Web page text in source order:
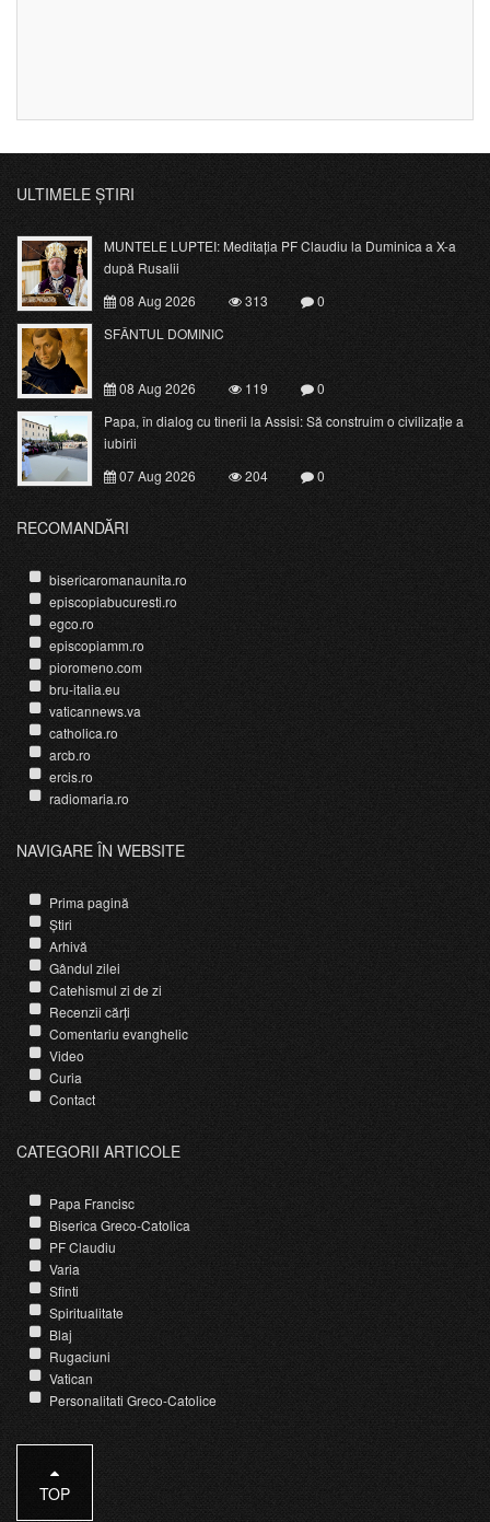
ULTIMELE ȘTIRI
MUNTELE LUPTEI: Meditația PF Claudiu la Duminica a X-a
după Rusalii
08 Aug 2026
313
0
SFÂNTUL DOMINIC
08 Aug 2026 119
0
Papa, în dialog cu tinerii la Assisi: Să construim o civilizație a
iubirii
07 Aug 2026
204 0
RECOMANDĂRI
bisericaromanaunita.ro
episcopiabucuresti.ro
egco.ro
episcopiamm.ro
pioromeno.com
bru-italia.eu
vaticannews.va
catholica.ro
arcb.ro
ercis.ro
radiomaria.ro
NAVIGARE ÎN WEBSITE
Prima pagină
Știri
Arhivă
Gândul zilei
Catehismul zi de zi
Recenzii cărți
Comentariu evanghelic
Video
Curia
Contact
CATEGORII ARTICOLE
Papa Francisc
Biserica Greco-Catolica
PF Claudiu
Varia
Sfinti
Spiritualitate
Blaj
Rugaciuni
Vatican
Personalitati Greco-Catolice
TOP